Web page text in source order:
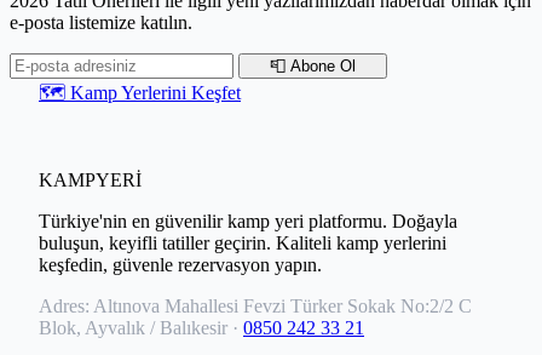
e-posta listemize katılın.
📮 Abone Ol
🗺️ Kamp Yerlerini Keşfet
KAMPYERİ
Türkiye'nin en güvenilir kamp yeri platformu. Doğayla
buluşun, keyifli tatiller geçirin. Kaliteli kamp yerlerini
keşfedin, güvenle rezervasyon yapın.
Adres: Altınova Mahallesi Fevzi Türker Sokak No:2/2 C
Blok, Ayvalık / Balıkesir · 0850 242 33 21